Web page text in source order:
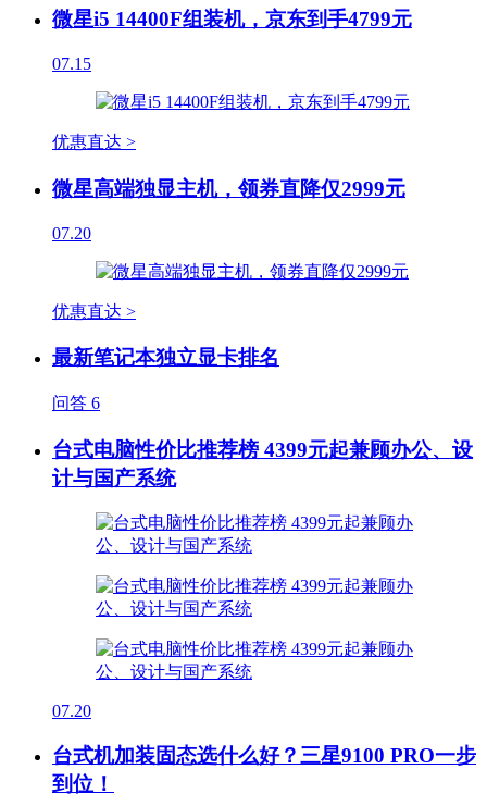
微星i5 14400F组装机，京东到手4799元
07.15
优惠直达 >
微星高端独显主机，领券直降仅2999元
07.20
优惠直达 >
最新笔记本独立显卡排名
问答 6
台式电脑性价比推荐榜 4399元起兼顾办公、设
计与国产系统
07.20
台式机加装固态选什么好？三星9100 PRO一步
到位！